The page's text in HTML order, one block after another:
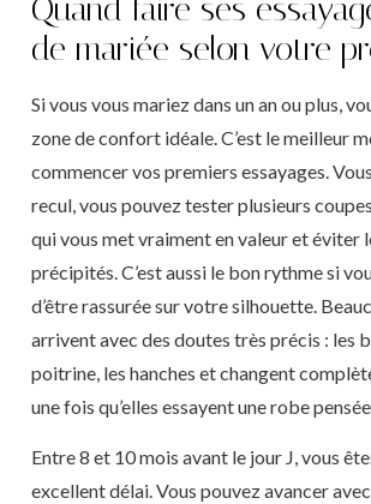
Quand faire ses
de mariée selon votre
Si vous vous mariez dans un an ou plus,
zone de confort idéale. C’est le meilleur
commencer vos premiers essayages.
recul, vous pouvez tester plusieurs
qui vous met vraiment en valeur et éviter
précipités. C’est aussi le bon rythme si
d’être rassurée sur votre silhouette.
arrivent avec des doutes très précis : les
poitrine, les hanches et changent
une fois qu’elles essayent une robe
Entre 8 et 10 mois avant le jour J, vous
excellent délai. Vous pouvez avancer